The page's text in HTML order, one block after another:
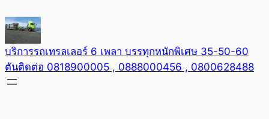
to
content
บริการรถเทรลเลอร์ 6 เพลา บรรทุกหนักพิเศษ 35-50-60
ตันติดต่อ 0818900005 , 0888000456 , 0800628488